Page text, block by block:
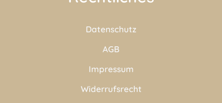
Datenschutz
AGB
Impressum
Widerrufsrecht